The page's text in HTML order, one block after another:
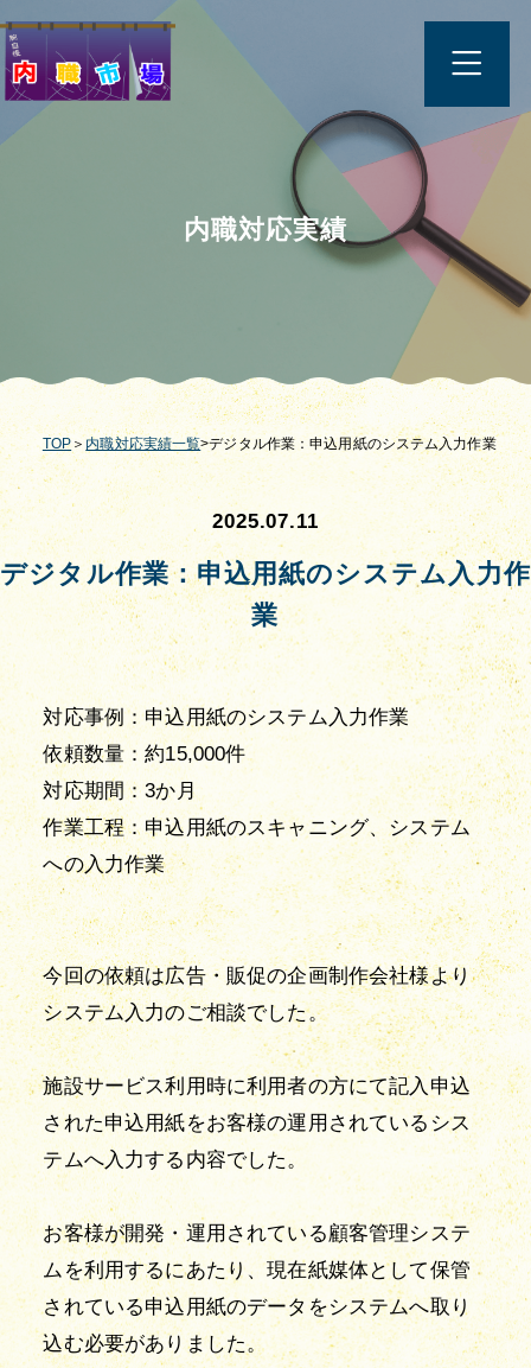
内職対応実績
TOP ＞ 内職対応実績一覧>デジタル作業：申込用紙のシステム入力作業
2025.07.11
デジタル作業：申込用紙のシステム入力作
業
対応事例：申込用紙のシステム入力作業
依頼数量：約15,000件
対応期間：3か月
作業工程：申込用紙のスキャニング、システム
への入力作業
今回の依頼は広告・販促の企画制作会社様より
システム入力のご相談でした。
施設サービス利用時に利用者の方にて記入申込
された申込用紙をお客様の運用されているシス
テムへ入力する内容でした。
お客様が開発・運用されている顧客管理システ
ムを利用するにあたり、現在紙媒体として保管
されている申込用紙のデータをシステムへ取り
込む必要がありました。